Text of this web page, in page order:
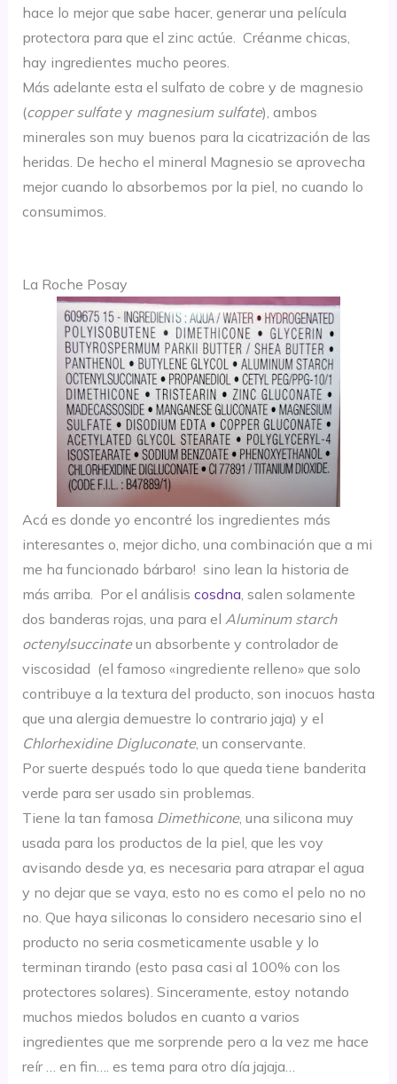
hace lo mejor que sabe hacer, generar una película
protectora para que el zinc actúe. Créanme chicas,
hay ingredientes mucho peores.
Más adelante esta el sulfato de cobre y de magnesio
(copper sulfatey magnesium sulfate), ambos
minerales son muy buenos para la cicatrización de las
heridas. De hecho el mineral Magnesio se aprovecha
mejor cuando lo absorbemos por la piel, no cuando lo
consumimos.
La Roche Posay
Acá es donde yo encontré los ingredientes más
interesantes o, mejor dicho, una combinación que a mi
me ha funcionado bárbaro! sino lean la historia de
más arriba. Por el análisis cosdna, salen solamente
dos banderas rojas, una para el Aluminum starch
octenylsuccinateun absorbente y controlador de
viscosidad (el famoso «ingrediente relleno» que solo
contribuye a la textura del producto, son inocuos hasta
que una alergia demuestre lo contrario jaja) y el
Chlorhexidine Digluconate, un conservante.
Por suerte después todo lo que queda tiene banderita
verde para ser usado sin problemas.
Tiene la tan famosa Dimethicone, una silicona muy
usada para los productos de la piel, que les voy
avisando desde ya, es necesaria para atrapar el agua
y no dejar que se vaya, esto no es como el pelo no no
no. Que haya siliconas lo considero necesario sino el
producto no seria cosmeticamente usable y lo
terminan tirando (esto pasa casi al 100% con los
protectores solares). Sinceramente, estoy notando
muchos miedos boludos en cuanto a varios
ingredientes que me sorprende pero a la vez me hace
reír … en fin…. es tema para otro día jajaja…